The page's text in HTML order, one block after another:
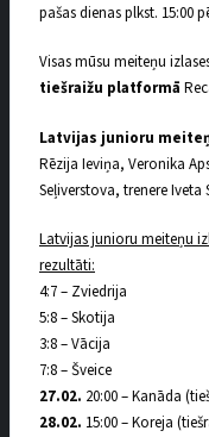
pašas dienas plkst. 15:00
Visas mūsu meiteņu
tiešraižu platformā
Latvijas junioru
Rēzija Ieviņa, Veronika
Seļiverstova, trenere Iveta
Latvijas junioru meiteņu
rezultāti:
4:7 – Zviedrija
5:8 – Skotija
3:8 – Vācija
7:8 – Šveice
27.02. 20:00 – Kanāda
28.02. 15:00 – Koreja